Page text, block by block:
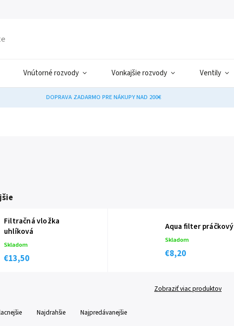
Vnútorné rozvody Vonkajšie rozvody Ventily
DOPRAVA ZADARMO PRE NÁKUPY NAD 200€
Filtračná vložka
uhlíková
Skladom
€13,50
Aqua filter práčkový
Skladom
€8,20
Zobraziť viac produktov
Najdrahšie Najpredávanejšie